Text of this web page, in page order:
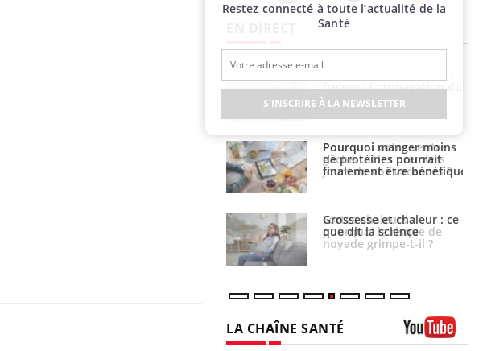
Facebook Twitter Instagram
tous les jours se profile-t- freiner la propagation du
cancer ?
Pourquoi manger moins
de protéines pourrait
finalement être bénéfique
Grossesse et chaleur : ce
que dit la science
LA CHAÎNE SANTÉ
Restez connecté à toute l’actualité de la
Santé
S'INSCRIRE À LA NEWSLETTER